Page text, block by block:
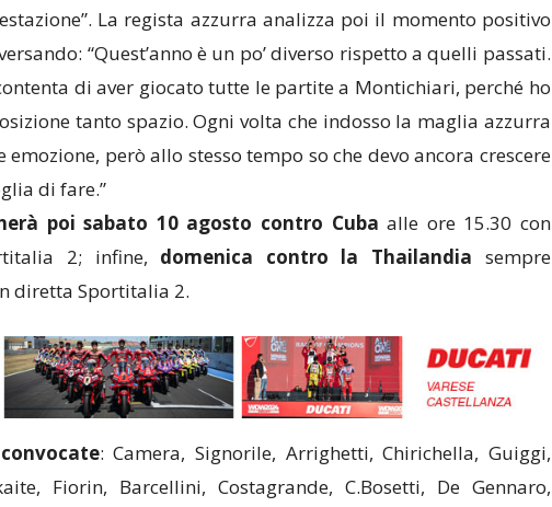
La regista azzurra analizza poi il momento positivo
“Quest’anno è un po’ diverso rispetto a quelli passati.
di aver giocato tutte le partite a Montichiari, perché ho
tanto spazio. Ogni volta che indosso la maglia azzurra
emozione, però allo stesso tempo so che devo ancora crescere
di fare.”
poi sabato 10 agosto contro Cuba alle ore 15.30 con
2; infine, domenica contro la Thailandia sempre
diretta Sportitalia 2.
: Camera, Signorile, Arrighetti, Chirichella, Guiggi,
Fiorin, Barcellini, Costagrande, C.Bosetti, De Gennaro,